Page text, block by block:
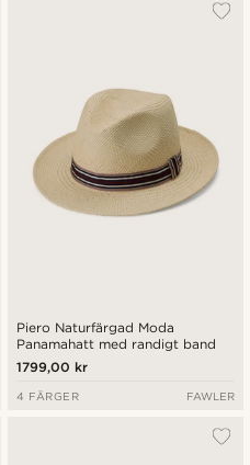
Piero Naturfärgad Moda
Panamahatt med randigt band
1799,00 kr
4 FÄRGER FAWLER